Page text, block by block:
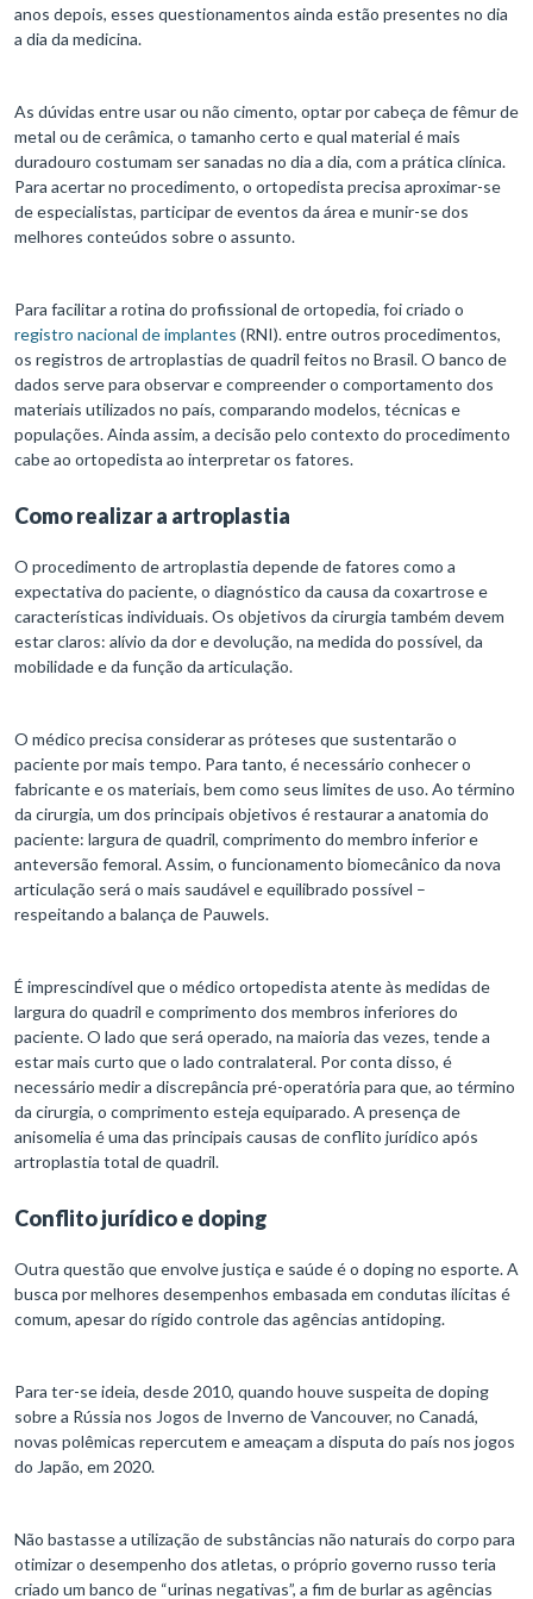
anos depois, esses questionamentos ainda estão presentes no dia
a dia da medicina.
As dúvidas entre usar ou não cimento, optar por cabeça de fêmur de
metal ou de cerâmica, o tamanho certo e qual material é mais
duradouro costumam ser sanadas no dia a dia, com a prática clínica.
Para acertar no procedimento, o ortopedista precisa aproximar-se
de especialistas, participar de eventos da área e munir-se dos
melhores conteúdos sobre o assunto.
Para facilitar a rotina do profissional de ortopedia, foi criado o
registro nacional de implantes (RNI). entre outros procedimentos,
os registros de artroplastias de quadril feitos no Brasil. O banco de
dados serve para observar e compreender o comportamento dos
materiais utilizados no país, comparando modelos, técnicas e
populações. Ainda assim, a decisão pelo contexto do procedimento
cabe ao ortopedista ao interpretar os fatores.
Como realizar a artroplastia
O procedimento de artroplastia depende de fatores como a
expectativa do paciente, o diagnóstico da causa da coxartrose e
características individuais. Os objetivos da cirurgia também devem
estar claros: alívio da dor e devolução, na medida do possível, da
mobilidade e da função da articulação.
O médico precisa considerar as próteses que sustentarão o
paciente por mais tempo. Para tanto, é necessário conhecer o
fabricante e os materiais, bem como seus limites de uso. Ao término
da cirurgia, um dos principais objetivos é restaurar a anatomia do
paciente: largura de quadril, comprimento do membro inferior e
anteversão femoral. Assim, o funcionamento biomecânico da nova
articulação será o mais saudável e equilibrado possível –
respeitando a balança de Pauwels.
É imprescindível que o médico ortopedista atente às medidas de
largura do quadril e comprimento dos membros inferiores do
paciente. O lado que será operado, na maioria das vezes, tende a
estar mais curto que o lado contralateral. Por conta disso, é
necessário medir a discrepância pré-operatória para que, ao término
da cirurgia, o comprimento esteja equiparado. A presença de
anisomelia é uma das principais causas de conflito jurídico após
artroplastia total de quadril.
Conflito jurídico e doping
Outra questão que envolve justiça e saúde é o doping no esporte. A
busca por melhores desempenhos embasada em condutas ilícitas é
comum, apesar do rígido controle das agências antidoping.
Para ter-se ideia, desde 2010, quando houve suspeita de doping
sobre a Rússia nos Jogos de Inverno de Vancouver, no Canadá,
novas polêmicas repercutem e ameaçam a disputa do país nos jogos
do Japão, em 2020.
Não bastasse a utilização de substâncias não naturais do corpo para
otimizar o desempenho dos atletas, o próprio governo russo teria
criado um banco de “urinas negativas”, a fim de burlar as agências